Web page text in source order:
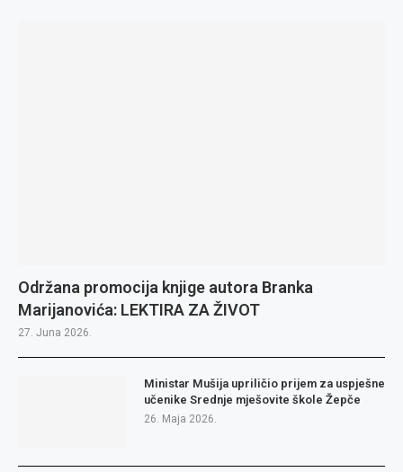
Održana promocija knjige autora Branka
Marijanovića: LEKTIRA ZA ŽIVOT
27. Juna 2026.
Ministar Mušija upriličio prijem za uspješne
učenike Srednje mješovite škole Žepče
26. Maja 2026.